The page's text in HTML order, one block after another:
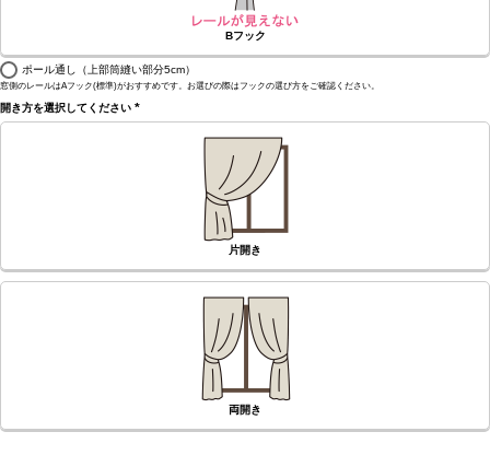
Bフック
ポール通し（上部筒縫い部分5cm）
窓側のレールはAフック(標準)がおすすめです。お選びの際はフックの選び方をご確認ください。
開き方を選択してください
(必
片開き
両開き